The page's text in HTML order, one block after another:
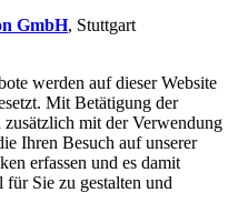
GmbH, Stuttgart
werden auf dieser Website
Mit Betätigung der
mit der Verwendung
Ihren Besuch auf unserer
erfassen und es damit
Sie zu gestalten und